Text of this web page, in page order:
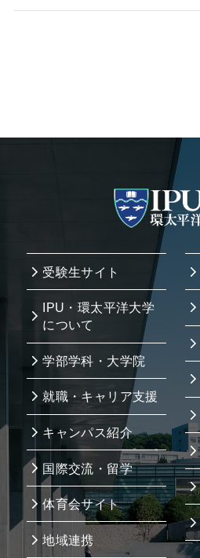
受験生サイト
IPU・環太平洋大学
について
学部学科・大学院
就職・キャリア支援
キャンパス紹介
国際交流・留学
体育会サイト
地域連携